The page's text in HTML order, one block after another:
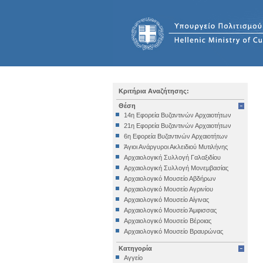
Κριτήρια Αναζήτησης:
Θέση
14η Εφορεία Βυζαντινών Αρχαιοτήτων
21η Εφορεία Βυζαντινών Αρχαιοτήτων
6η Εφορεία Βυζαντινών Αρχαιοτήτων
Άγιοι Ανάργυροι Ακλειδιού Μυτιλήνης
Αρχαιολογική Συλλογή Γαλαξιδίου
Αρχαιολογική Συλλογή Μονεμβασίας
Αρχαιολογικό Μουσείο Αβδήρων
Αρχαιολογικό Μουσείο Αγρινίου
Αρχαιολογικό Μουσείο Αίγινας
Αρχαιολογικό Μουσείο Άμφισσας
Αρχαιολογικό Μουσείο Βέροιας
Αρχαιολογικό Μουσείο Βραυρώνας
Αρχαιολογικό Μουσείο Δελφών
Αρχαιολογικό Μουσείο Ηγουμενίτσας
Κατηγορία
Αγγείο